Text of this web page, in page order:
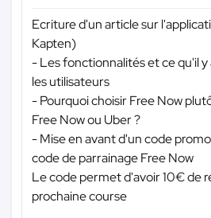
Ecriture d'un article sur
Kapten)
- Les fonctionnalités et ce qu'il
les utilisateurs
- Pourquoi choisir Free Now
Free Now ou Uber ?
- Mise en avant d'un code
code de parrainage Free Now
Le code permet d'avoir 10€ de
prochaine course